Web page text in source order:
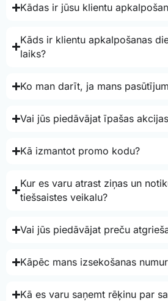
Kādas ir jūsu klientu
Kāds ir klientu apkalpošanas
laiks?
Ko man darīt, ja mans
Vai jūs piedāvājat īpašas
Kā izmantot promo kodu?
Kur es varu atrast ziņas un
tiešsaistes veikalu?
Vai jūs piedāvājat preču
Kāpēc mans izsekošanas
Kā es varu saņemt rēķinu par